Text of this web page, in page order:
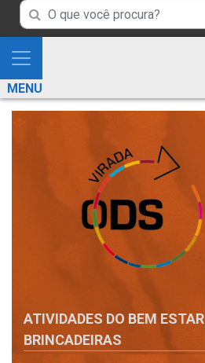
Campo
de
Busca
de
Campo
de
de
informações
Mostra
e
Esconde
MENU
ATIVIDADES DO BEM ESTAR
BRINCADEIRAS